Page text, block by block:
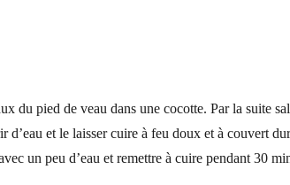
du pied de veau dans une cocotte. Par la suite
d’eau et le laisser cuire à feu doux et à couvert
un peu d’eau et remettre à cuire pendant 30